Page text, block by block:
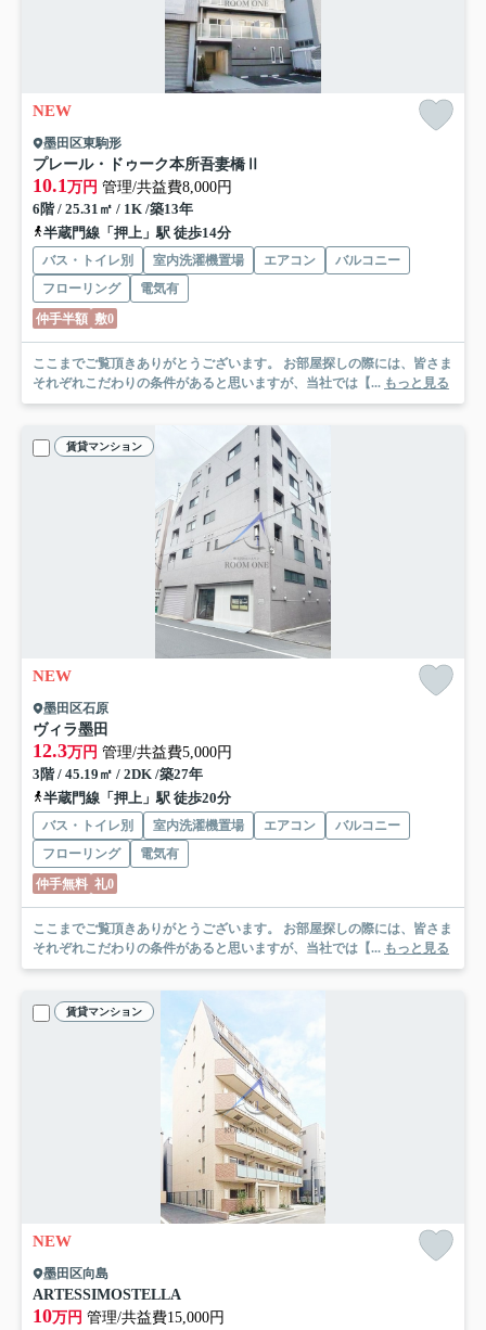
NEW
墨田区東駒形
プレール・ドゥーク本所吾妻橋Ⅱ
10.1万円 管理/共益費8,000円
6階 / 25.31㎡ / 1K /築13年
半蔵門線「押上」駅 徒歩14分
バス・トイレ別 室内洗濯機置場 エアコン
バルコニー
フローリング
電気有
仲手半額 敷0
ここまでご覧頂きありがとうございます。 お部屋探しの際には、皆さま
それぞれこだわりの条件があると思いますが、当社では【... もっと見る
賃貸マンション
NEW
墨田区石原
ヴィラ墨田
12.3万円 管理/共益費5,000円
3階 / 45.19㎡ / 2DK /築27年
半蔵門線「押上」駅 徒歩20分
バス・トイレ別 室内洗濯機置場 エアコン
バルコニー
フローリング
電気有
仲手無料 礼0
ここまでご覧頂きありがとうございます。 お部屋探しの際には、皆さま
それぞれこだわりの条件があると思いますが、当社では【... もっと見る
賃貸マンション
NEW
墨田区向島
ARTESSIMOSTELLA
10万円 管理/共益費15,000円